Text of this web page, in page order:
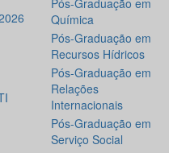
Pós-Graduação em
Química
Pós-Graduação em
Recursos Hídricos
Pós-Graduação em
Relações
Internacionais
Pós-Graduação em
Serviço Social